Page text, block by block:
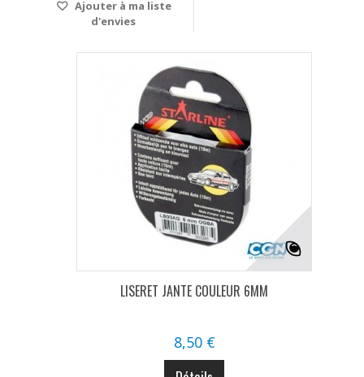
Ajouter à ma liste
d'envies
LISERET JANTE COULEUR 6MM
8,50 €